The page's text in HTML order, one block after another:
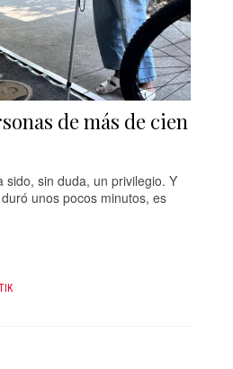
de más de cien
sido, sin duda, un privilegio. Y
unos pocos minutos, es